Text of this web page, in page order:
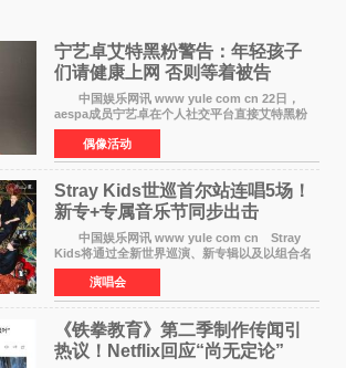
宁艺卓艾特黑粉警告：年轻孩子
们​请健康上网 否则等着被告
中国娱乐网讯 www yule com cn 22日，
aespa成员宁艺卓在个人社交平台直接艾特黑粉
账号，正面喊话回应长期以来的恶意攻击，引发
广泛关注。 宁艺卓在文中表示，自己早已注
意到部分网友持续
偶像活动
Stray Kids世巡首尔站连唱5场！
新专+专属音乐节同步出击
中国娱乐网讯 www yule com cn Stray
Kids将通过全新世界巡演、新专辑以及以组合名
义打造的专属音乐节等一系列全球活动，开启事
业发展的全新篇章。 Stray Kids将于7月25日
至26日、29日
演唱会
《铁拳教育》第二季制作传闻引
热议！Netflix回应“尚无定论”